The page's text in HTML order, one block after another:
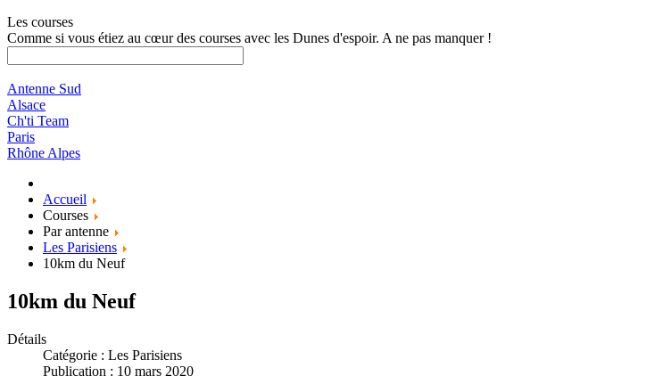
Les courses
Comme si vous étiez au cœur des courses avec les Dunes d'espoir. A ne pas manquer !
Antenne Sud
Alsace
Ch'ti Team
Paris
Rhône Alpes
Accueil
Courses
Par antenne
Les Parisiens
10km du Neuf
10km du Neuf
Détails
Catégorie : Les Parisiens
Publication : 10 mars 2020